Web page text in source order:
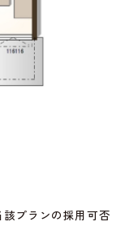
プランの採用可否